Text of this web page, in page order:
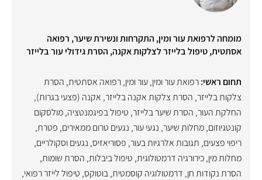
מומחה לרפואת עור ומין, התקרחות ונשירת שיער, רפואה
אסתטית, טיפול בלייזר לצלקות אקנה, הסרת גידולי עור בלייזר
תחום ראשי:רפואת עור ומין,עור ומין,רפואה אסתטית, הסרת
צלקות בלייזר, הסרת צלקות אקנה בלייזר, אקנה (פצעי בגרות),
החלקת העור, הסרת שיער בלייזר, טיפול בפיגמנטציה,מולסקום
קונטגיוזום,מחלות שיער, נגעי עור, נגעים טרום ממאירים, פטרת,
ריפוי פצעים, תגובות אלרגיות בעור, פסוריאזיס, נגעים וסקולריים,
מחלות מין,כירורגיה דרמטולוגית, טיפול ביבלות, הסרת שומות,
הסרת נקודות חן, דרמטולוגיה קוסמטית,בוטוקס, טיפול לייזר רפואי,